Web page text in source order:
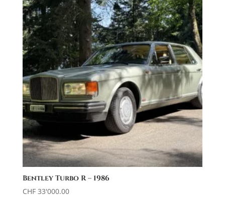
CHF 18'300.00.CHF 17'000.00.
Bentley Turbo R – 1986
CHF33'000.00